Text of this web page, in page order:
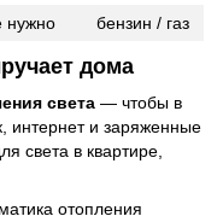
нужно бензин / газ
дома
света — чтобы в
интернет и заряженные
света в квартире,
отопления